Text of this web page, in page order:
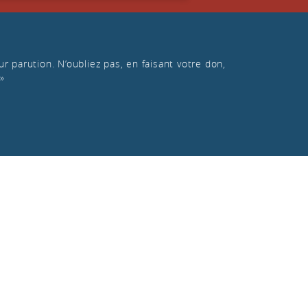
N’oubliez pas, en faisant votre don,